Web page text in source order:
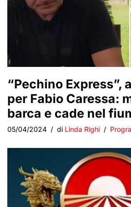
“Pechino Express”,
per Fabio Caressa:
barca e cade nel
05/04/2024 di Linda Righi